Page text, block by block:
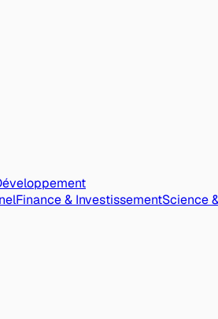
Finance & InvestissementScience